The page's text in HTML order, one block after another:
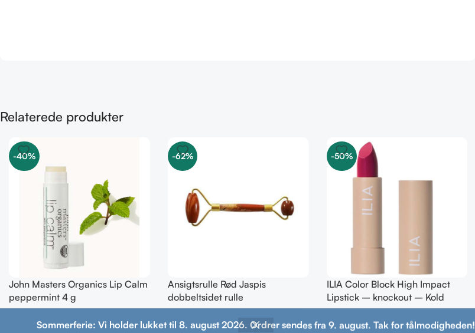
Sommerferie: Vi holder lukket til 8. august 2026. Ordrer sendes fra 9. august. Tak for tålmodigheden!
Relaterede produkter
-40%
John Masters Organics Lip Calm
peppermint 4 g
kr. 66,00kr.
-62%
Ansigtsrulle Rød Jaspis
dobbeltsidet rulle
399,00kr. 150,00kr.
-50%
ILIA Color Block High Impact
Lipstick – knockout – Kold
Magenta 4g
249,00kr. 124,00kr.